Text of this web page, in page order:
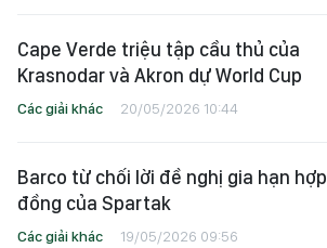
Cape Verde triệu tập cầu thủ của
Krasnodar và Akron dự World Cup
Các giải khác 20/05/2026 10:44
Barco từ chối lời đề nghị gia hạn hợp
đồng của Spartak
Các giải khác 19/05/2026 09:56